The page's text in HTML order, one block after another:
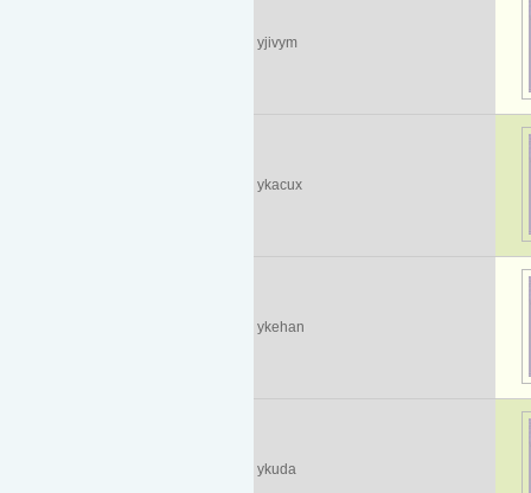
yjivym
ykacux
ykehan
ykuda